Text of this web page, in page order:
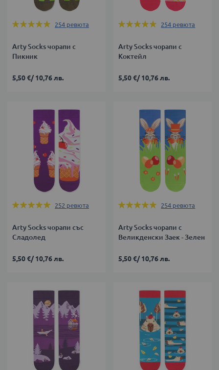
Оценка:
254 ревюта
Arty Socks чорапи с
Пикник
5,50 €/10,76 лв.
Оценка:
254 ревюта
Arty Socks чорапи с
Коктейл
5,50 €/10,76 лв.
Оценка:
252 ревюта
Arty Socks чорапи със
Сладолед
5,50 €/10,76 лв.
Оценка:
254 ревюта
Arty Socks чорапи с
Великденски Заек - Зелен
5,50 €/10,76 лв.